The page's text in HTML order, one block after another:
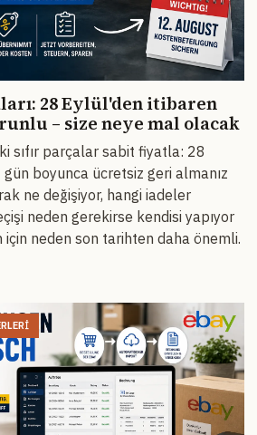
28 Eylül'den itibaren
– size neye mal olacak
sıfır parçalar sabit fiyatla: 28
boyunca ücretsiz geri almanız
ne değişiyor, hangi iadeler
neden gerekirse kendisi yapıyor
için neden son tarihten daha önemli.